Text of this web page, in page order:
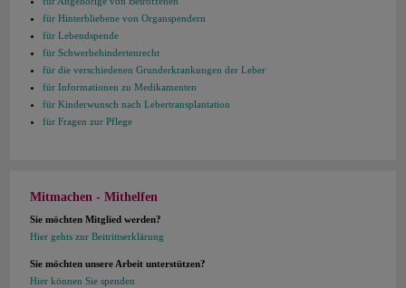
für Hinterbliebene von Organspendern
für Lebendspende
für Schwerbehindertenrecht
für die verschiedenen Grunderkrankungen der Leber
für Informationen zu Medikamenten
für Kinderwunsch nach Lebertransplantation
für Fragen zur Pflege
Mitmachen - Mithelfen
Sie möchten Mitglied werden?
Hier gehts zur Beitrittserklärung
Sie möchten unsere Arbeit unterstützen?
Hier können Sie spenden